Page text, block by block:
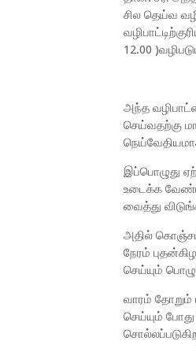
சில தெய்வ
12.00
அந்த
செய்வதற்கு
இப்பொழுது
உடைக்க
வைத்து
அதில் கொஞ்சம்
நேரம்
செய்யும்
வாரம் தோறும்
செய்யும்